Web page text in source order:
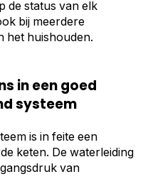
de status van elk
bij meerdere
het huishouden.
in een goed
systeem
is in feite een
keten. De waterleiding
van